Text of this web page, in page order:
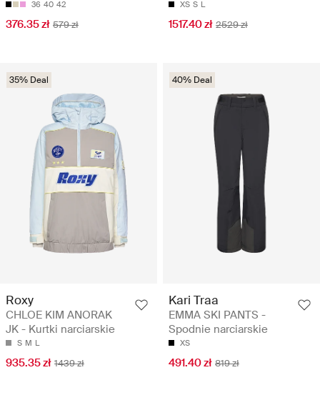
36 40 42
376.35 zł 579 zł
XS S L
1517.40 zł 2529 zł
35% Deal
Roxy
CHLOE KIM ANORAK
JK - Kurtki narciarskie
S M L
935.35 zł 1439 zł
40% Deal
Kari Traa
EMMA SKI PANTS -
Spodnie narciarskie
XS
491.40 zł 819 zł